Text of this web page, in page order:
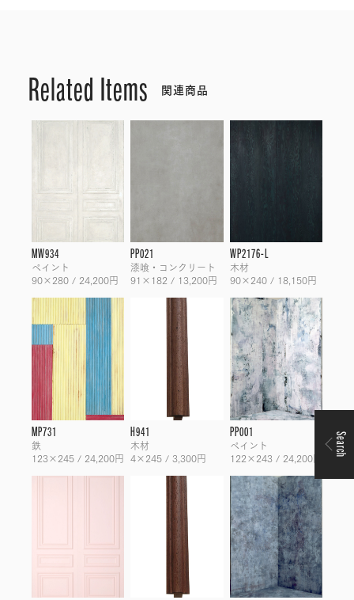
Related Items 関連商品
MW934
ペイント
90×280 / 24,200円
PP021
漆喰・コンクリート
91×182 / 13,200円
WP2176-L
木材
90×240 / 18,150円
MP731
鉄
123×245 / 24,200円
H941
木材
4×245 / 3,300円
PP001
ペイント
122×243 / 24,200円
Search